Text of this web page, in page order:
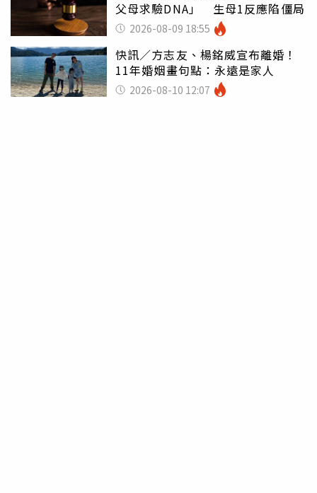
父母求驗DNA」 生母1反應陷僵局
2026-08-09 18:55
快訊／方志友、楊銘威宣布離婚！
11年婚姻畫句點：永遠是家人
2026-08-10 12:07